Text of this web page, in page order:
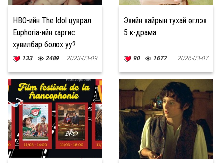
HBO-ийн The Idol цуврал
Euphoria-ийн харгис
хувилбар болох уу?
133 2489 2023-03-09
Эхийн хайрын тухай өгүүлэх
5 к-драма
90 1677 2026-03-07